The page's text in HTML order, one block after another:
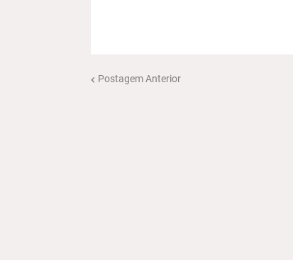
Postagem Anterior